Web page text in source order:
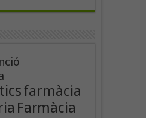
farmàcia
Farmàcia